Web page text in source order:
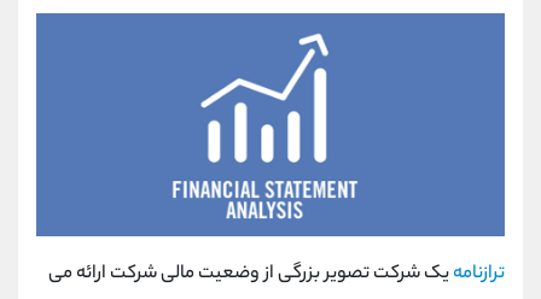
ترازنامهیک شرکت تصویر بزرگی از وضعیت مالی شرکت ارائه می